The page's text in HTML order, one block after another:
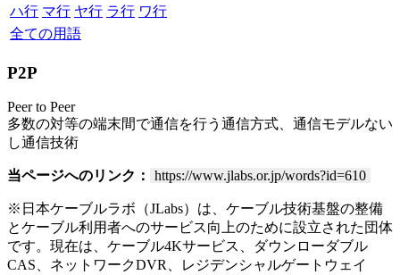
ハ行 マ行 ヤ行 ラ行 ワ行
全ての用語
P2P
Peer to Peer
多数の対等の端末間で通信を行う通信方式、通信モデルない
し通信技術
当ページへのリンク： https://www.jlabs.or.jp/words?id=610
※日本ケーブルラボ（JLabs）は、ケーブル技術基盤の整備
とケーブル利用者へのサービス向上のために設立された団体
です。現在は、ケーブル4Kサービス、ダウンローダブル
CAS、ネットワークDVR、レジデンシャルゲートウェイ